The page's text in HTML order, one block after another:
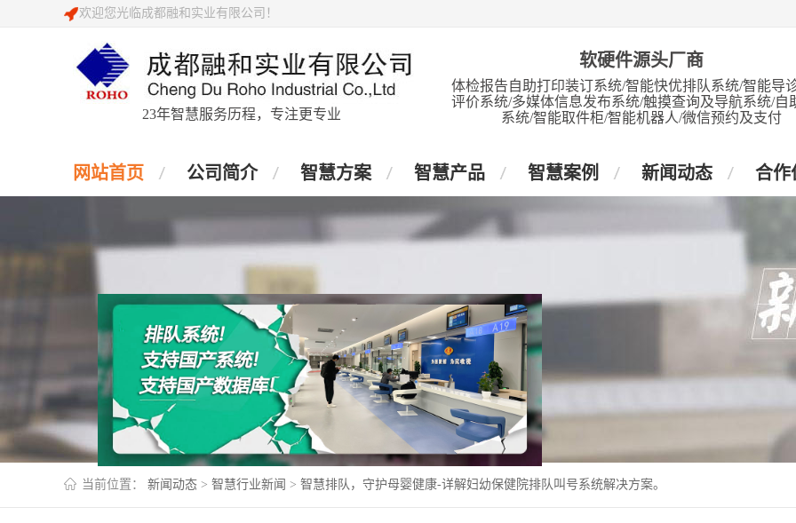
欢迎您光临成都融和实业有限公司！
23年智慧服务历程，专注更专业
软硬件源头厂商
体检报告自助打印装订系统/智能快优排队系统/智能导
评价系统/多媒体信息发布系统/触摸查询及导航系统/自
系统/智能取件柜/智能机器人/微信预约及支付
网站首页 公司简介 智慧方案 智慧产品 智慧案例 新闻动态 合作
当前位置： 新闻动态 > 智慧行业新闻 > 智慧排队，守护母婴健康-详解妇幼保健院排队叫号系统解决方案。